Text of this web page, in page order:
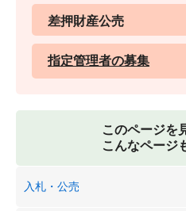
差押財産公売
指定管理者の募集
このページを
こんなページ
入札・公売